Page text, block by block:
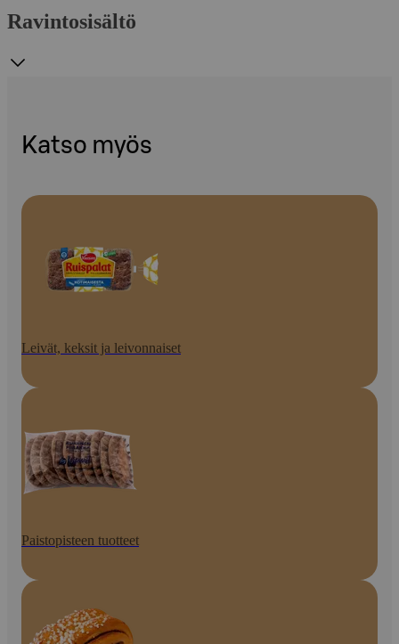
Ravintosisältö
Katso myös
Leivät, keksit ja leivonnaiset
Paistopisteen tuotteet